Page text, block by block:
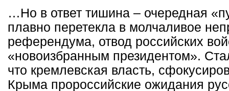
…Но в ответ тишина – очередная
плавно перетекла в молчаливое
референдума, отвод российских
«новоизбранным президентом».
что кремлевская власть,
Крыма пророссийские ожидания